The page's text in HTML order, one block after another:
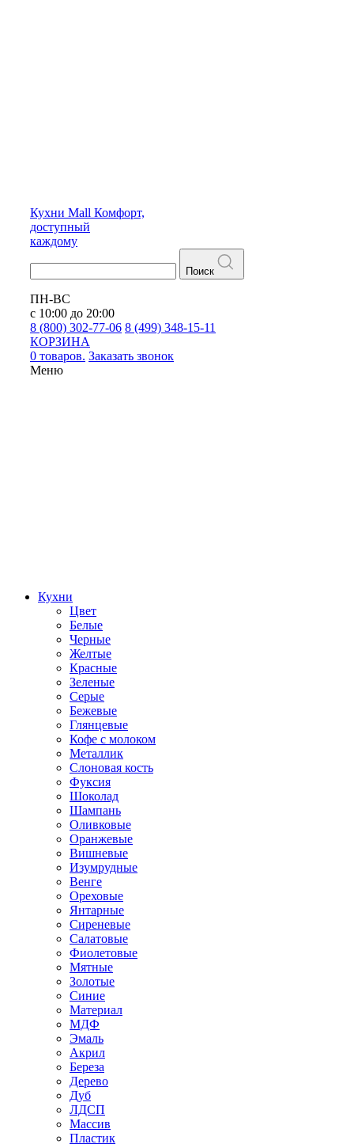
Кухни Mall Комфорт,
доступный
каждому
Поиск
ПН-ВС
с 10:00 до 20:00
8 (800) 302-77-06 8 (499) 348-15-11
КОРЗИНА
0 товаров. Заказать звонок
Меню
Кухни
Цвет
Белые
Черные
Желтые
Красные
Зеленые
Серые
Бежевые
Глянцевые
Кофе с молоком
Металлик
Слоновая кость
Фуксия
Шоколад
Шампань
Оливковые
Оранжевые
Вишневые
Изумрудные
Венге
Ореховые
Янтарные
Сиреневые
Салатовые
Фиолетовые
Мятные
Золотые
Синие
Материал
МДФ
Эмаль
Акрил
Береза
Дерево
Дуб
ЛДСП
Массив
Пластик